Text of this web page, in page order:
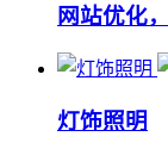
网站优化
灯饰照明